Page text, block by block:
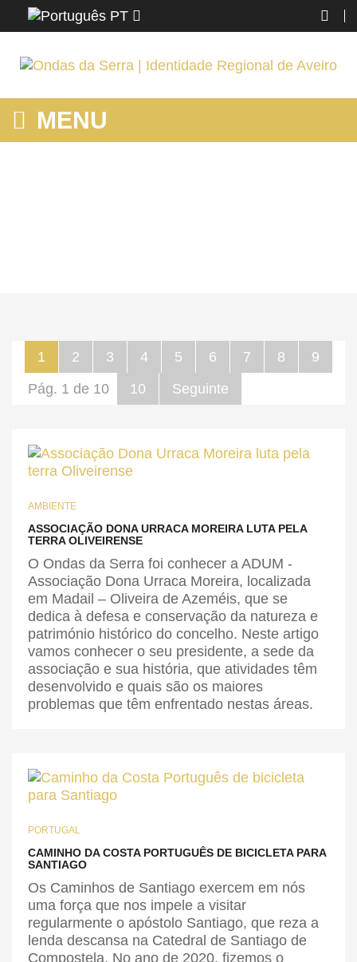
PT
MENU
1 2 3 4 5 6 7 8
9
10
Seguinte
Pág. 1 de 10
AMBIENTE
ASSOCIAÇÃO DONA URRACA MOREIRA LUTA PELA
TERRA OLIVEIRENSE
O Ondas da Serra foi conhecer a ADUM -
Associação Dona Urraca Moreira, localizada
em Madail – Oliveira de Azeméis, que se
dedica à defesa e conservação da natureza e
património histórico do concelho. Neste artigo
vamos conhecer o seu presidente, a sede da
associação e sua história, que atividades têm
desenvolvido e quais são os maiores
problemas que têm enfrentado nestas áreas.
PORTUGAL
CAMINHO DA COSTA PORTUGUÊS DE BICICLETA PARA
SANTIAGO
Os Caminhos de Santiago exercem em nós
uma força que nos impele a visitar
regularmente o apóstolo Santiago, que reza a
lenda descansa na Catedral de Santiago de
Compostela. No ano de 2020, fizemos o